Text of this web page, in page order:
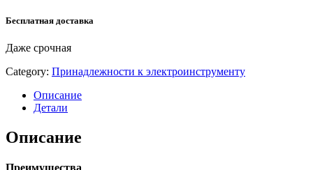
Бесплатная доставка
Даже срочная
Category: Принадлежности к электроинструменту
Описание
Детали
Описание